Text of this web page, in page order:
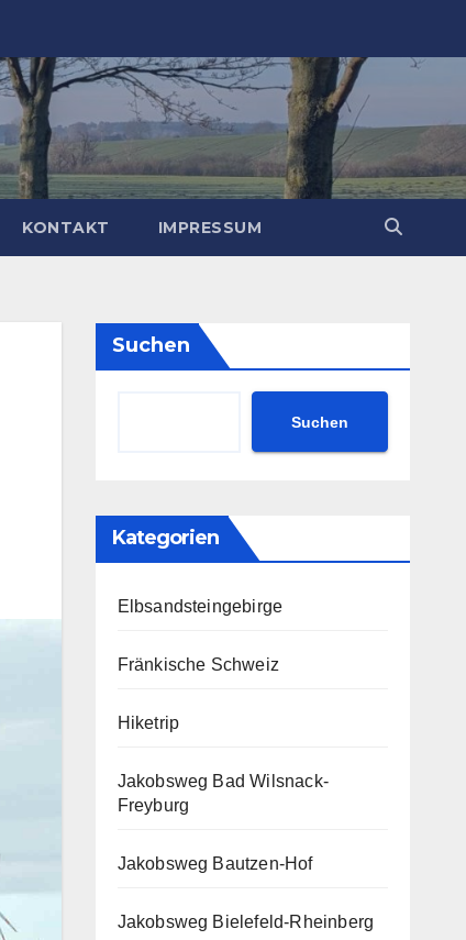
KONTAKT IMPRESSUM
Suchen
Suchen
Kategorien
Elbsandsteingebirge
Fränkische Schweiz
Hiketrip
Jakobsweg Bad Wilsnack-
Freyburg
Jakobsweg Bautzen-Hof
Jakobsweg Bielefeld-Rheinberg